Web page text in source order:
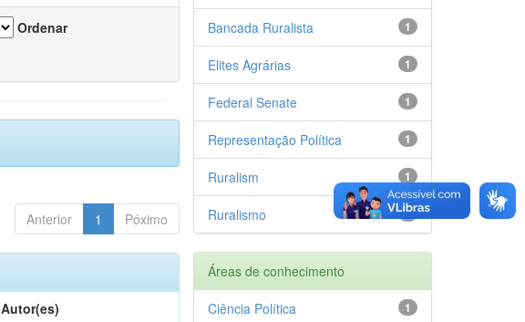
Ordenar
Anterior 1 Póximo
Autor(es)
1
Bancada Ruralista
1
Elites Agrárias
1
Federal Senate
1
Representação Política
1
Ruralism
1
Ruralismo
Áreas de conhecimento
1
Ciência Política